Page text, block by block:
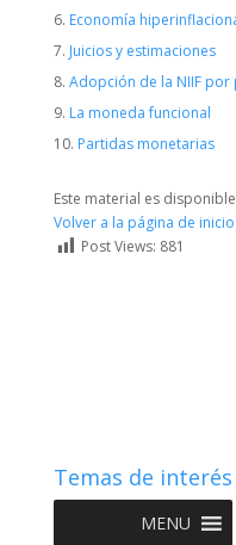
Economía
Juicios y estimaciones
Adopción de la NIIF por
La moneda funcional
Partidas monetarias
Este material es
Volver a la página de inicio
Post Views: 881
Temas de interés
MENU